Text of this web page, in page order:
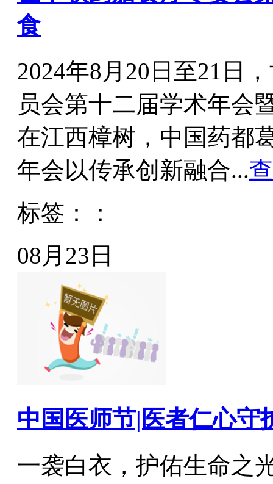
食
2024年8月20日至21日
员会第十二届学术年会
在江西樟树，中国药都
年会以传承创新融合...
标签：：
08月23日
中国医师节|医者仁心守
一袭白衣，护佑生命之